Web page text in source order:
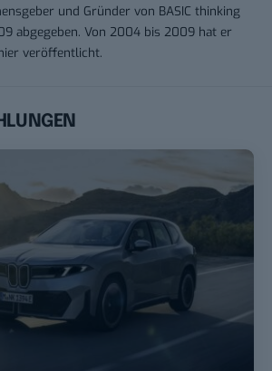
und Gründer von BASIC thinking
abgegeben. Von 2004 bis 2009 hat er
veröffentlicht.